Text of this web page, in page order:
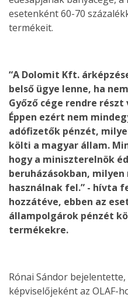
esetenként 60-70
termékeit.
“A Dolomit Kft.
belső ügye lenne, ha
Győző cége rendre
Éppen ezért nem
adófizetők pénzét,
költi a magyar állam.
hogy a miniszterelnök
beruházásokban,
használnak fel.” - hívta
hozzátéve, ebben az
állampolgárok pénzét
termékekre.
Rónai Sándor
képviselőjeként az OLAF-